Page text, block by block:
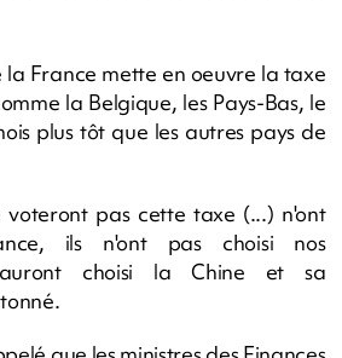
la France mette en oeuvre la taxe
la Belgique, les Pays-Bas, le
plus tôt que les autres pays de
voteront pas cette taxe (...) n'ont
ils n'ont pas choisi nos
auront choisi la Chine et sa